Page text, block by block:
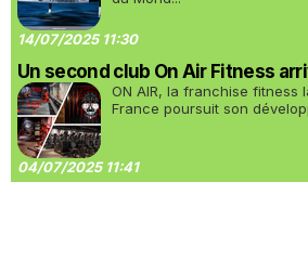
14/07/2025 11:30
Un second club On Air Fitness
ON AIR, la franchise fitness
France poursuit son
04/07/2025 11:41